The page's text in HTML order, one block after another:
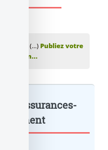
du fichier (…) Publiez votre
question...
assurances-